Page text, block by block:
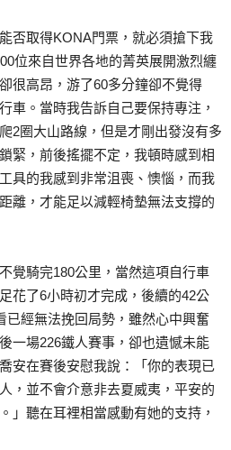
否取得KONA門票，就必須搶下我
位來自世界各地的菁英展開激烈纏
很高昂，游了60多分鐘卻不覺得
車。當時我告訴自己要保持專注，
2圈大山路線，但是才剛出發沒有多
緊，前後搖擺不定，我頓時感到相
具的我感到非常沮喪、懊惱，而我
離，才能足以減輕椅墊無法支撐的
覺騎完180公里，當然這項自行車
花了6小時初才完成，後續的42公
已經無法挽回局勢，雖然心中興奮
一場226鐵人賽事，卻也遺憾未能
安在賽後安慰我說：「你的表現已
，並不會介意非去夏威夷，平安的
」聽在耳裡相當感動有她的支持，